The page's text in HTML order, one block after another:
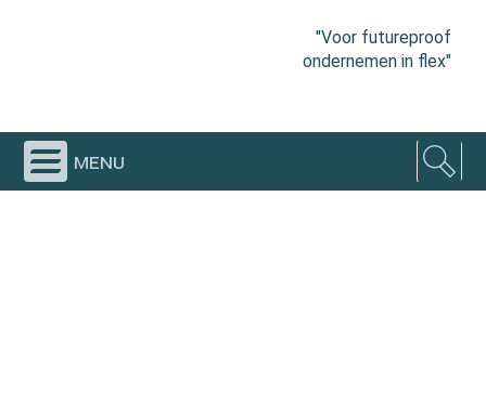
"Voor futureproof
ondernemen in flex"
menu